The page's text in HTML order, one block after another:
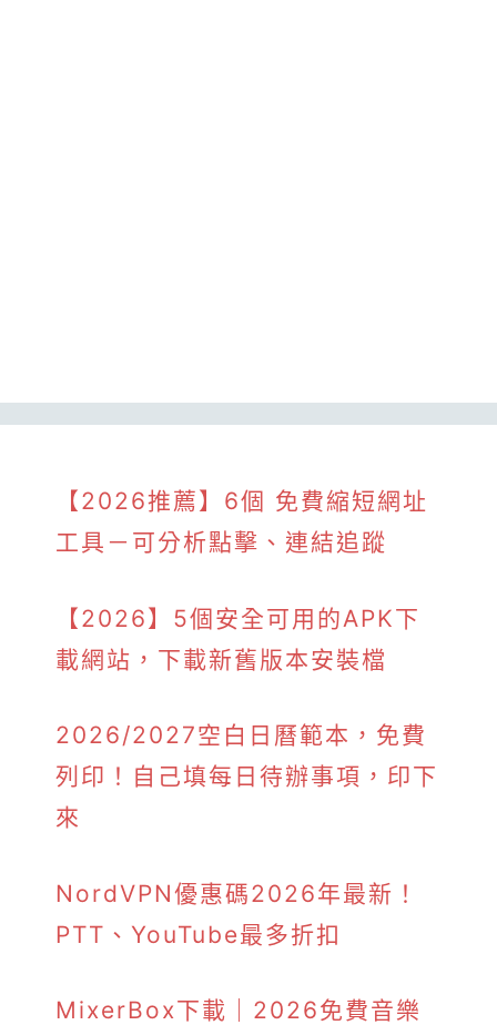
【2026推薦】6個 免費縮短網址
工具－可分析點擊、連結追蹤
【2026】5個安全可用的APK下
載網站，下載新舊版本安裝檔
2026/2027空白日曆範本，免費
列印！自己填每日待辦事項，印下
來
NordVPN優惠碼2026年最新！
PTT、YouTube最多折扣
MixerBox下載｜2026免費音樂